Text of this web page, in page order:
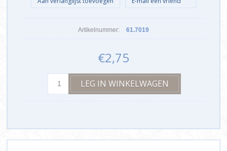
Artikelnummer: 61.7019
€2,75